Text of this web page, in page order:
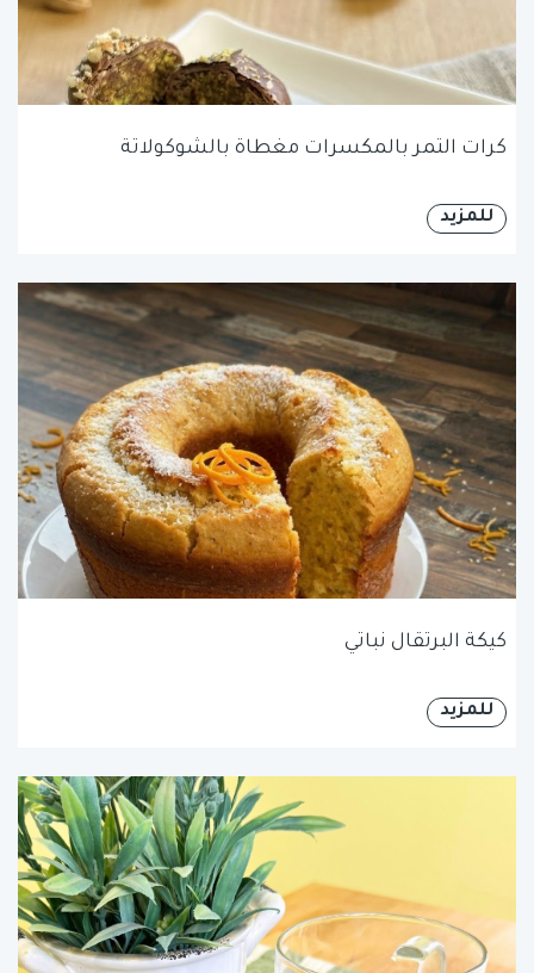
كرات التمر بالمكسرات مغطاة بالشوكولاتة
للمزيد
كيكة البرتقال نباتي
للمزيد